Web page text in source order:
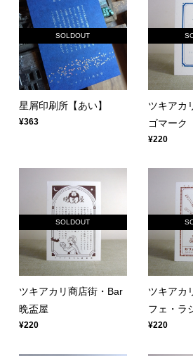
SOLDOUT
星屑印刷所【あい】
¥363
ツキアカ
ゴマーク
¥220
SOLDOUT
ツキアカリ商店街・Bar
晩盃屋
¥220
ツキアカ
フェ・ラ
¥220